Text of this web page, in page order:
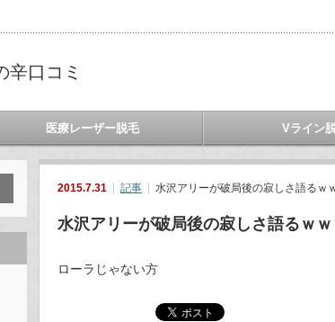
辛口コミ
医療レーザー脱毛 Vライン
2015.7.31 記事 水沢アリーが破局後の寂しさ語るｗ
水沢アリーが破局後の寂しさ語るｗｗ
ローラじゃない方